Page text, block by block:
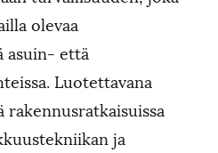
olevaa
asuin- että
Luotettavana
rakennusratkaisuissa
ja